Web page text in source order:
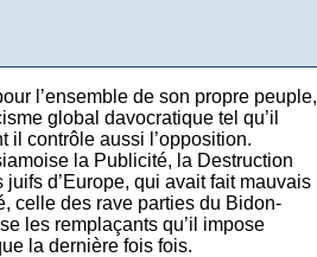
l’ensemble de son propre peuple,
global davocratique tel qu’il
il contrôle aussi l’opposition.
la Publicité, la Destruction
d’Europe, qui avait fait mauvais
celle des rave parties du Bidon-
les remplaçants qu’il impose
la dernière fois fois.